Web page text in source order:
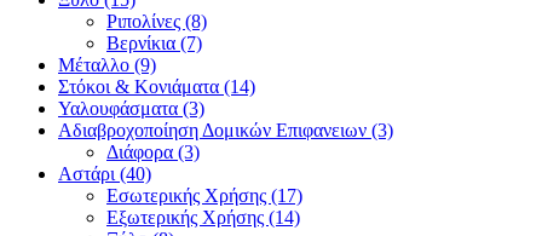
Ριπολίνες (8)
Βερνίκια (7)
Μέταλλο (9)
Στόκοι & Κονιάματα (14)
Υαλουφάσματα (3)
Αδιαβροχοποίηση Δομικών Επιφανειων (3)
Διάφορα (3)
Αστάρι (40)
Εσωτερικής Χρήσης (17)
Εξωτερικής Χρήσης (14)